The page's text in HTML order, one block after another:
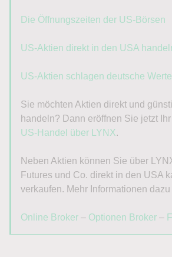
Die Öffnungszeiten der US-Börsen
US-Aktien direkt in den USA
US-Aktien schlagen deutsche
Sie möchten Aktien direkt und
handeln? Dann eröffnen Sie jetzt Ihr
US-Handel über LYNX.
Neben Aktien können Sie über
Futures und Co. direkt in den USA
verkaufen. Mehr Informationen
Online Broker – Optionen Broker –